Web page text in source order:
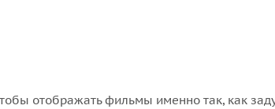
отображать фильмы именно так, как